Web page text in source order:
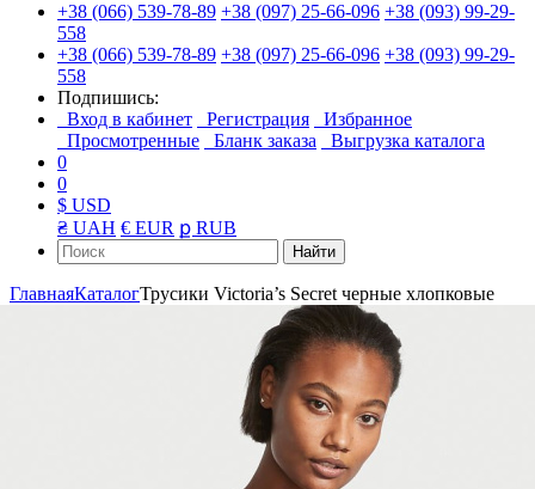
+38 (066) 539-78-89 +38 (097) 25-66-096 +38 (093) 99-29-
558
+38 (066) 539-78-89 +38 (097) 25-66-096 +38 (093) 99-29-
558
Подпишись:
Вход в кабинет
Регистрация
Избранное
Просмотренные
Бланк заказа
Выгрузка каталога
0
0
$ USD
₴ UAH € EUR ք RUB
Найти
ГлавнаяКаталогТрусики Victoria’s Secret черные хлопковые